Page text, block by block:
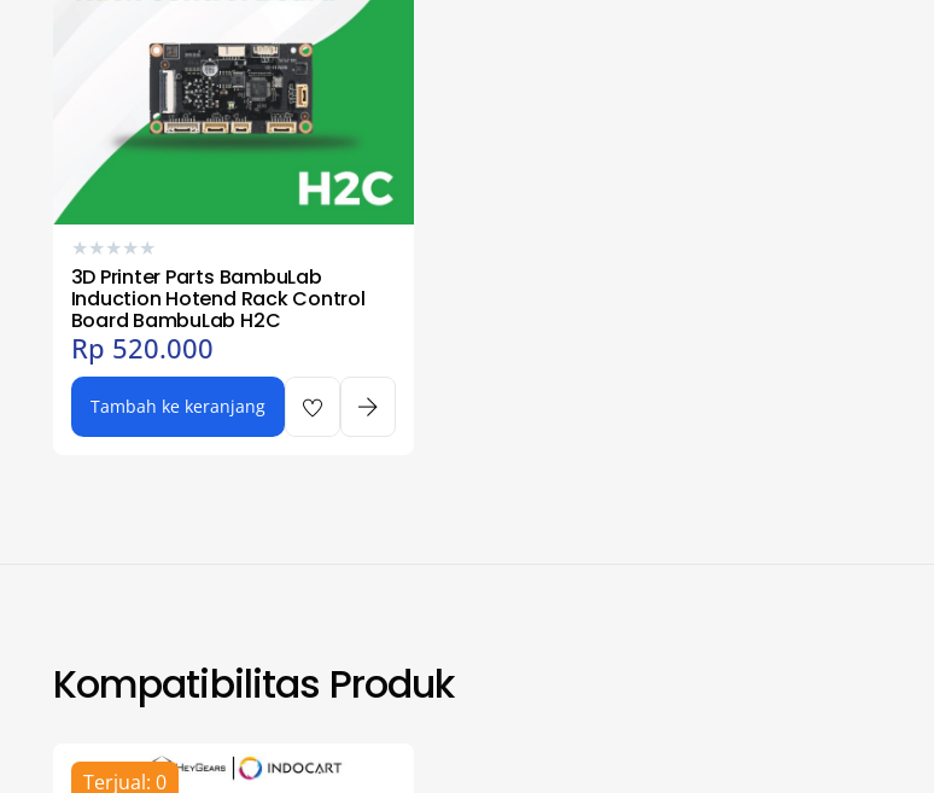
★★★★★
3D Printer Parts BambuLab
Induction Hotend Rack Control
Board BambuLab H2C
Rp 520.000
Tambah ke keranjang
Kompatibilitas Produk
Terjual: 0